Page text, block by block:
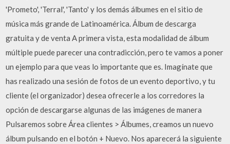
'Prometo', 'Terral', 'Tanto' y los demás álbumes en el sitio de
música más grande de Latinoamérica. Álbum de descarga
gratuita y de venta A primera vista, esta modalidad de álbum
múltiple puede parecer una contradicción, pero te vamos a poner
un ejemplo para que veas lo importante que es. Imagínate que
has realizado una sesión de fotos de un evento deportivo, y tu
cliente (el organizador) desea ofrecerle a los corredores la
opción de descargarse algunas de las imágenes de manera
Pulsaremos sobre Área clientes > Álbumes, creamos un nuevo
álbum pulsando en el botón + Nuevo. Nos aparecerá la siguiente